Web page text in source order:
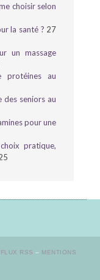
choisir selon
la santé ? 27
un massage
protéines au
des seniors au
pour une
pratique,
FLUX RSS – MENTIONS